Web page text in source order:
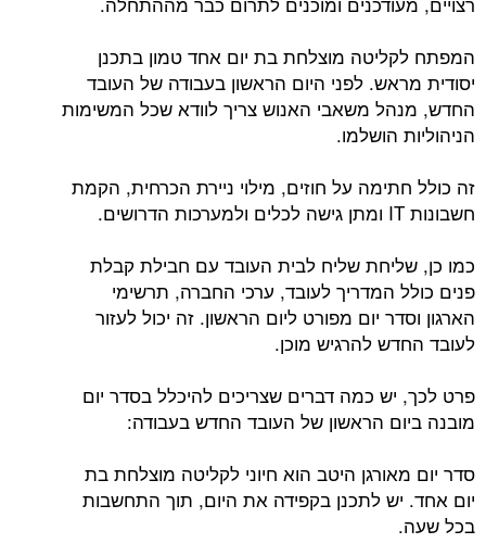
המפתח לקליטה מוצלחת בת יום אחד טמון בתכנן
יסודית מראש. לפני היום הראשון בעבודה של העובד
החדש, מנהל משאבי האנוש צריך לוודא שכל המשימות
הניהוליות הושלמו.
זה כולל חתימה על חוזים, מילוי ניירת הכרחית, הקמת
חשבונות IT ומתן גישה לכלים ולמערכות הדרושים.
כמו כן, שליחת שליח לבית העובד עם חבילת קבלת
פנים כולל המדריך לעובד, ערכי החברה, תרשימי
הארגון וסדר יום מפורט ליום הראשון. זה יכול לעזור
לעובד החדש להרגיש מוכן.
פרט לכך, יש כמה דברים שצריכים להיכלל בסדר יום
מובנה ביום הראשון של העובד החדש בעבודה:
סדר יום מאורגן היטב הוא חיוני לקליטה מוצלחת בת
יום אחד. יש לתכנן בקפידה את היום, תוך התחשבות
בכל שעה.